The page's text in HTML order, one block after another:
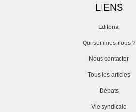
LIENS
Editorial
Qui sommes-nous ?
Nous contacter
Tous les articles
Débats
Vie syndicale